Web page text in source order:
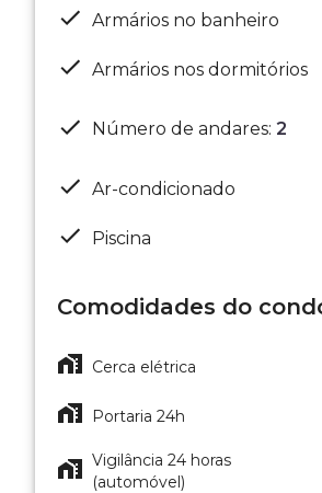
Armários no banheiro
Armários nos dormitórios
Número de andares: 2
Ar-condicionado
Piscina
Comodidades do
Cerca elétrica
Portaria 24h
Vigilância 24 horas
(automóvel)